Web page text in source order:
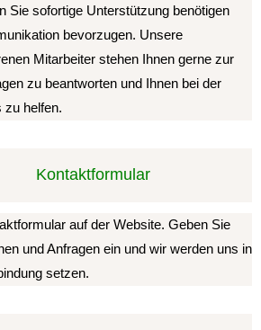
Sie sofortige Unterstützung benötigen
bevorzugen. Unsere
Mitarbeiter stehen Ihnen gerne zur
zu beantworten und Ihnen bei der
zu helfen.
️ Kontaktformular
auf der Website. Geben Sie
und Anfragen ein und wir werden uns in
setzen.